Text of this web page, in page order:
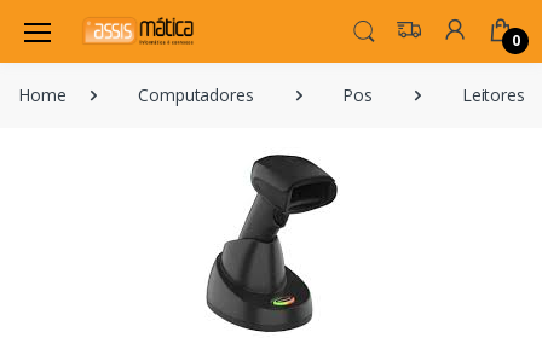
0
Home Computadores Pos Leitores